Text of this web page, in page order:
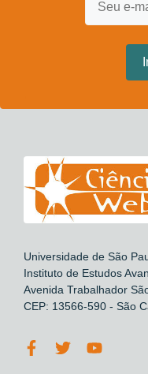
Universidade de São
Instituto de Estudos
Avenida Trabalhador
CEP: 13566-590 - São